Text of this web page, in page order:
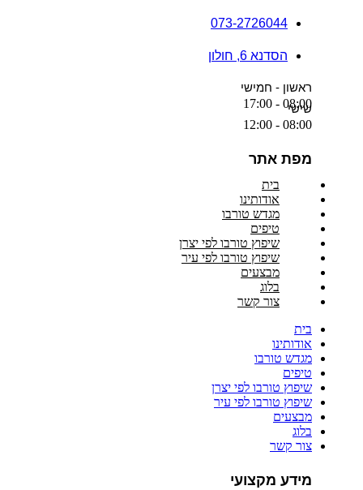
073-2726044
הסדנא 6, חולון
ראשון - חמישי
08:00 - 17:00
שישי
08:00 - 12:00
מפת אתר
בית
אודותינו
מגדש טורבו
טיפים
שיפוץ טורבו לפי יצרן
שיפוץ טורבו לפי עיר
מבצעים
בלוג
צור קשר
בית
אודותינו
מגדש טורבו
טיפים
שיפוץ טורבו לפי יצרן
שיפוץ טורבו לפי עיר
מבצעים
בלוג
צור קשר
מידע מקצועי